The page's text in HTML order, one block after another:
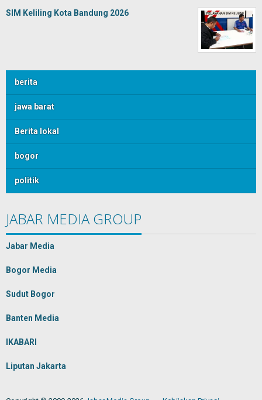
SIM Keliling Kota Bandung 2026
berita
jawa barat
Berita lokal
bogor
politik
JABAR MEDIA GROUP
Jabar Media
Bogor Media
Sudut Bogor
Banten Media
IKABARI
Liputan Jakarta